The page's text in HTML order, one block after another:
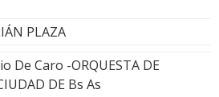
PLAZA
De Caro -ORQUESTA DE
DE Bs As